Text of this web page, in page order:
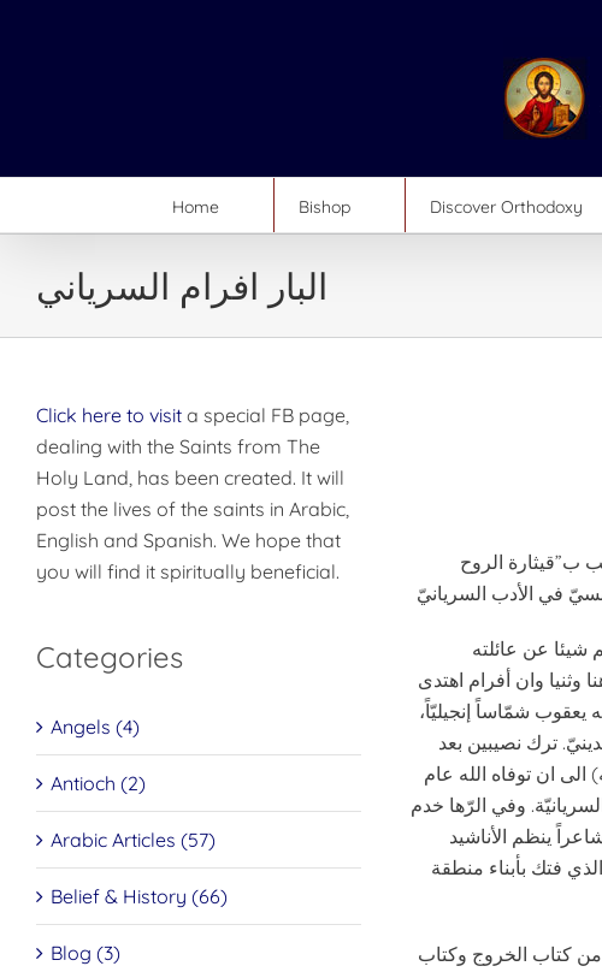
Home Bishop Discover Orthodoxy
البار افرام السرياني
ب”قيثارة الروح
نعلم شيئا عن عائلته
وثنيا وان أفرام اهتدى
شمّاساً إنجيليّاً،
ترك نصيبين بعد
أو أورفه) الى ان توفاه الله عام
وفي الرّها خدم
ينظم الأناشيد
فتك بأبناء منطقة
من كتاب الخروج وكتاب
Click here to visita special FB page,
dealing with the Saints from The
Holy Land, has been created. It will
post the lives of the saints in Arabic,
English and Spanish. We hope that
you will find it spiritually beneficial.
Categories
Angels (4)
Antioch (2)
Arabic Articles (57)
Belief & History (66)
Blog (3)